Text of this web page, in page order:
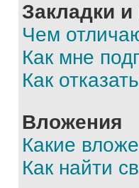
Закладки
Чем
Как мне
Как
Вложения
Какие
Как найти